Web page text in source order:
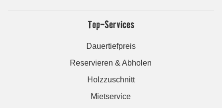
Top-Services
Dauertiefpreis
Reservieren & Abholen
Holzzuschnitt
Mietservice